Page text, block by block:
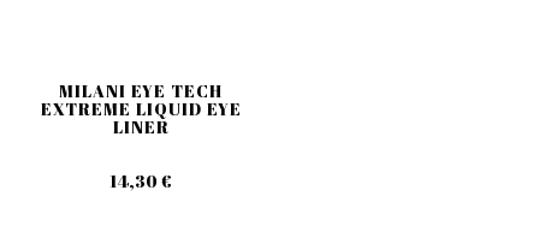
MILANI EYE TECH
EXTREME LIQUID EYE
LINER
14,30 €